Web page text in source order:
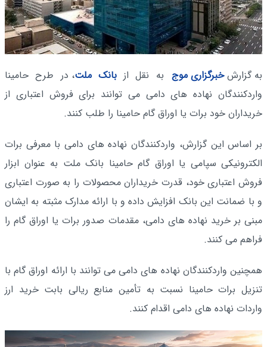
به گزارشخبرگزاری موج به نقل ازبانک ملت، در طرح حامینا
واردکنندگان نهاده های دامی می توانند برای فروش اعتباری از
خریداران خود برات یا اوراق گام حامینا را طلب کنند.
بر اساس این گزارش، واردکنندگان نهاده های دامی با معرفی برات
الکترونیکی سپامی یا اوراق گام حامینا بانک ملت به عنوان ابزار
فروش اعتباری خود، قدرت خریداران محصولات را به صورت اعتباری
و با ضمانت این بانک افزایش داده و با ارائه مدارک مثبته به ایشان
مبنی بر خرید نهاده های دامی، مقدمات صدور برات یا اوراق گام را
فراهم می کنند.
همچنین واردکنندگان نهاده های دامی می توانند با ارائه اوراق گام با
تنزیل برات حامینا نسبت به تأمین منابع ریالی بابت خرید ارز
واردات نهاده های دامی اقدام کنند.